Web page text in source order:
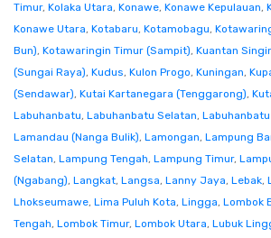
Timur, Kolaka Utara, Konawe, Konawe Kepulauan,
Konawe Utara, Kotabaru, Kotamobagu,
Bun), Kotawaringin Timur (Sampit), Kuantan
(Sungai Raya), Kudus, Kulon Progo, Kuningan,
(Sendawar), Kutai Kartanegara (Tenggarong),
Labuhanbatu, Labuhanbatu Selatan,
Lamandau (Nanga Bulik), Lamongan, Lampung
Selatan, Lampung Tengah, Lampung Timur,
(Ngabang), Langkat, Langsa, Lanny Jaya, Lebak,
Lhokseumawe, Lima Puluh Kota, Lingga, Lombok
Tengah, Lombok Timur, Lombok Utara, Lubuk